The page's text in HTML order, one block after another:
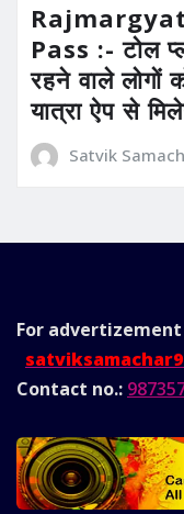
Pass :- टोल
रहने वाले लोगों
यात्रा ऐप से
Satvik
For advertizement
Contact no.: